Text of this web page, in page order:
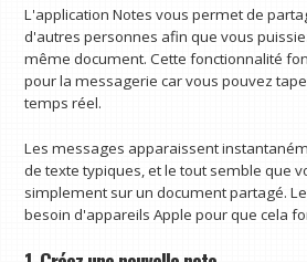
L'application Notes vous permet de
d'autres personnes afin que vous
même document. Cette fonctionnalité
pour la messagerie car vous pouvez
temps réel.
Les messages apparaissent
de texte typiques, et le tout semble que
simplement sur un document partagé.
besoin d'appareils Apple pour que cela